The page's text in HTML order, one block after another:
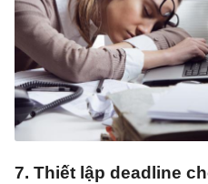
7. Thiết lập deadline